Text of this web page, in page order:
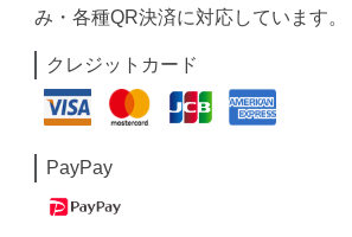
み・各種QR決済に対応しています。
クレジットカード
PayPay